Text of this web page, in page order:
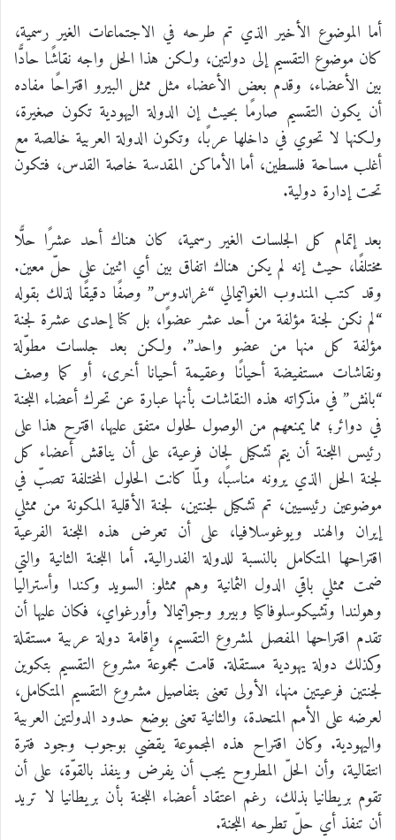
أما الموضوع الأخير الذي تم طرحه في الاجتماعات الغير رسمية،
كان موضوع التقسيم إلى دولتين، ولكن هذا الحل واجه نقاشًا حادًّا
بين الأعضاء، وقدم بعض الأعضاء مثل ممثل البيرو اقتراحًا مفاده
أن يكون التقسيم صارمًا بحيث إن الدولة اليهودية تكون صغيرة،
ولكنها لا تحوي في داخلها عربًا، وتكون الدولة العربية خالصة مع
أغلب مساحة فلسطين، أما الأماكن المقدسة خاصة القدس، فتكون
تحت إدارة دولية.
بعد إتمام كل الجلسات الغير رسمية، كان هناك أحد عشرًا حلًّا
مختلفًا، حيث إنه لم يكن هناك اتفاق بين أي اثنين على حلّ معين.
وقد كتب المندوب الغواتيمالي “غراندوس” وصفًا دقيقًا لذلك بقوله
“لم نكن لجنة مؤلفة من أحد عشر عضوًا، بل كنا إحدى عشرة لجنة
مؤلفة كل منها من عضو واحد”. ولكن بعد جلسات مطوّلة
ونقاشات مستفيضة أحيانًا وعقيمة أحيانا أخرى، أو كما وصف
“بانش” في مذكراته هذه النقاشات بأنها عبارة عن تحرك أعضاء اللجنة
في دوائر؛ مما يمنعهم من الوصول لحلول متفق عليها، اقترح هذا على
رئيس اللجنة أن يتم تشكيل لجان فرعية، على أن يناقش أعضاء كل
لجنة الحل الذي يرونه مناسبًا، ولمّا كانت الحلول المختلفة تصبّ في
موضوعين رئيسيين، تم تشكيل لجنتين، لجنة الأقلية المكونة من ممثلي
إيران والهند ويوغوسلافيا، على أن تعرض هذه اللجنة الفرعية
اقتراحها المتكامل بالنسبة للدولة الفدرالية. أما اللجنة الثانية والتي
ضمت ممثلي باقي الدول الثمانية وهم ممثلو: السويد وكندا وأستراليا
وهولندا وتشيكوسلوفاكيا وبيرو وجواتيمالا وأورغواي، فكان عليها أن
تقدم اقتراحها المفصل لمشروع التقسيم، وإقامة دولة عربية مستقلة
وكذلك دولة يهودية مستقلة. قامت مجموعة مشروع التقسيم بتكوين
لجنتين فرعيتين منها، الأولى تعنى بتفاصيل مشروع التقسيم المتكامل،
لعرضه على الأمم المتحدة، والثانية تعنى بوضع حدود الدولتين العربية
واليهودية. وكان اقتراح هذه المجموعة يقضي بوجوب وجود فترة
انتقالية، وأن الحلّ المطروح يجب أن يفرض وينفذ بالقوّة، على أن
تقوم بريطانيا بذلك، رغم اعتقاد أعضاء اللجنة بأن بريطانيا لا تريد
أن تنفذ أي حلّ تطرحه اللجنة.